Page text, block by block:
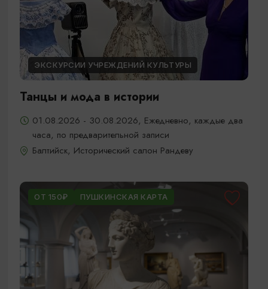
ЭКСКУРСИИ УЧРЕЖДЕНИЙ КУЛЬТУРЫ
Танцы и мода в истории
01.08.2026 - 30.08.2026, Ежедневно, каждые два
часа, по предварительной записи
Балтийск, Исторический салон Рандеву
ОТ 150₽ ПУШКИНСКАЯ КАРТА